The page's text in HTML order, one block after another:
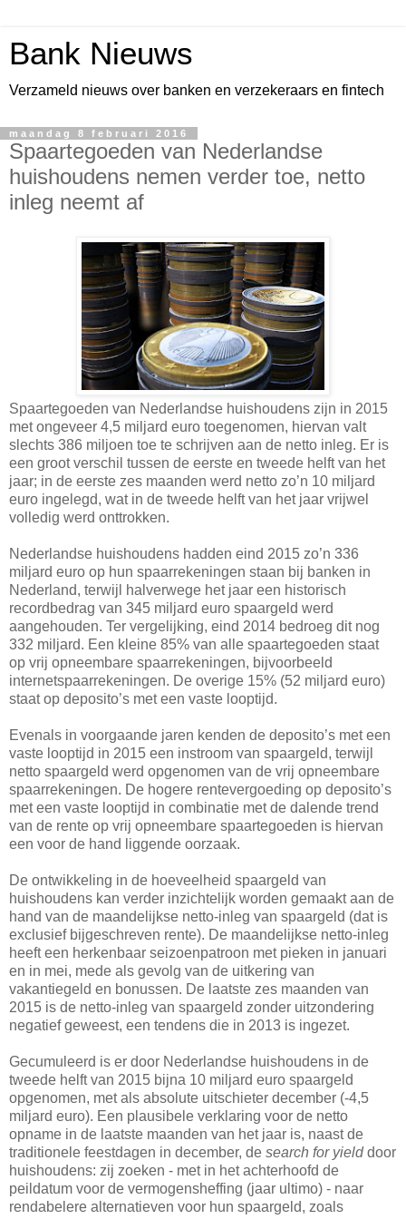
Bank Nieuws
Verzameld nieuws over banken en verzekeraars en fintech
maandag 8 februari 2016
Spaartegoeden van Nederlandse
huishoudens nemen verder toe, netto
inleg neemt af
Spaartegoeden van Nederlandse huishoudens zijn in 2015
met ongeveer 4,5 miljard euro toegenomen, hiervan valt
slechts 386 miljoen toe te schrijven aan de netto inleg. Er is
een groot verschil tussen de eerste en tweede helft van het
jaar; in de eerste zes maanden werd netto zo’n 10 miljard
euro ingelegd, wat in de tweede helft van het jaar vrijwel
volledig werd onttrokken.
Nederlandse huishoudens hadden eind 2015 zo’n 336
miljard euro op hun spaarrekeningen staan bij banken in
Nederland, terwijl halverwege het jaar een historisch
recordbedrag van 345 miljard euro spaargeld werd
aangehouden. Ter vergelijking, eind 2014 bedroeg dit nog
332 miljard. Een kleine 85% van alle spaartegoeden staat
op vrij opneembare spaarrekeningen, bijvoorbeeld
internetspaarrekeningen. De overige 15% (52 miljard euro)
staat op deposito’s met een vaste looptijd.
Evenals in voorgaande jaren kenden de deposito’s met een
vaste looptijd in 2015 een instroom van spaargeld, terwijl
netto spaargeld werd opgenomen van de vrij opneembare
spaarrekeningen. De hogere rentevergoeding op deposito’s
met een vaste looptijd in combinatie met de dalende trend
van de rente op vrij opneembare spaartegoeden is hiervan
een voor de hand liggende oorzaak.
De ontwikkeling in de hoeveelheid spaargeld van
huishoudens kan verder inzichtelijk worden gemaakt aan de
hand van de maandelijkse netto-inleg van spaargeld (dat is
exclusief bijgeschreven rente). De maandelijkse netto-inleg
heeft een herkenbaar seizoenpatroon met pieken in januari
en in mei, mede als gevolg van de uitkering van
vakantiegeld en bonussen. De laatste zes maanden van
2015 is de netto-inleg van spaargeld zonder uitzondering
negatief geweest, een tendens die in 2013 is ingezet.
Gecumuleerd is er door Nederlandse huishoudens in de
tweede helft van 2015 bijna 10 miljard euro spaargeld
opgenomen, met als absolute uitschieter december (-4,5
miljard euro). Een plausibele verklaring voor de netto
opname in de laatste maanden van het jaar is, naast de
traditionele feestdagen in december, de search for yielddoor
huishoudens: zij zoeken - met in het achterhoofd de
peildatum voor de vermogensheffing (jaar ultimo) - naar
rendabelere alternatieven voor hun spaargeld, zoals